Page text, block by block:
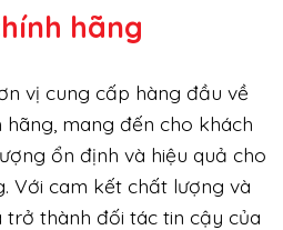
hãng
vị cung cấp hàng đầu về
hãng, mang đến cho khách
ổn định và hiệu quả cho
Với cam kết chất lượng và
trở thành đối tác tin cậy của